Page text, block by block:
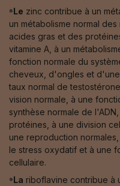
⁸Le zinc contribue à un
un métabolisme normal
acides gras et des
vitamine A, à un
fonction normale du
cheveux, d'ongles et
taux normal de
vision normale, à une
synthèse normale de
protéines, à une division
une reproduction
le stress oxydatif et à une
cellulaire.
⁹La riboflavine contribue à